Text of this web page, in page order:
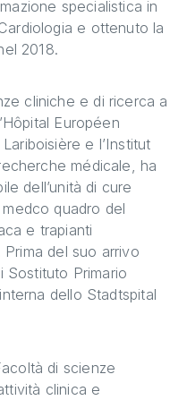
specialistica in
e ottenuto la
2018.
cliniche e di ricerca a
Européen
e l’Institut
médicale, ha
dell’unità di cure
quadro del
e trapianti
Prima del suo arrivo
Sostituto Primario
dello Stadtspital
di scienze
clinica e